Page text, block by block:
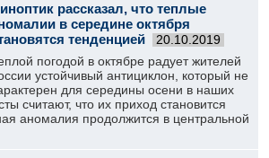
рассказал, что теплые
в середине октября
тенденцией
20.10.2019
погодой в октябре радует жителей
устойчивый антициклон, который не
для середины осени в наших
считают, что их приход становится
аномалия продолжится в центральной